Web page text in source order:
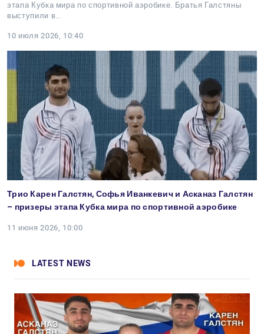
этапа Кубка мира по спортивной аэробике. Братья Галстяны
выступили в…
10 июля 2026, 10:40
Трио Карен Галстян, Софья Иванкевич и Асканаз Галстян
– призеры этапа Кубка мира по спортивной аэробике
11 июня 2026, 10:00
LATEST NEWS